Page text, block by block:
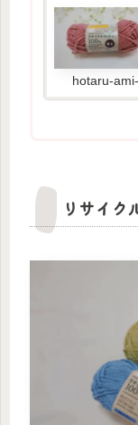
hotaru-
リサイク